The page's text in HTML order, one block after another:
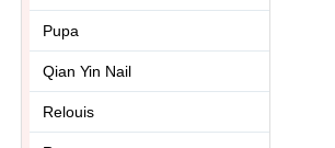
Pupa
Qian Yin Nail
Relouis